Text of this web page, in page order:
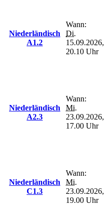
Niederländisch
A1.2
Wann:
Di.
15.09.2026,
20.10 Uhr
Niederländisch
A2.3
Wann:
Mi.
23.09.2026,
17.00 Uhr
Niederländisch
C1.3
Wann:
Mi.
23.09.2026,
19.00 Uhr